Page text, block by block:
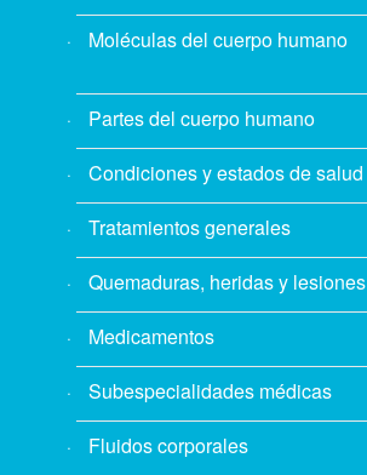
Moléculas del cuerpo humano
Partes del cuerpo humano
Condiciones y estados de salud
Tratamientos generales
Quemaduras, heridas y lesiones
Medicamentos
Subespecialidades médicas
Fluidos corporales